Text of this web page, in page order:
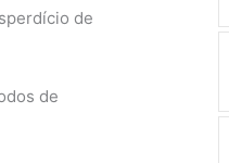
de
de